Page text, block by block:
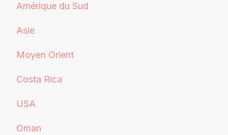
Amérique du Sud
Asie
Moyen Orient
Costa Rica
USA
Oman